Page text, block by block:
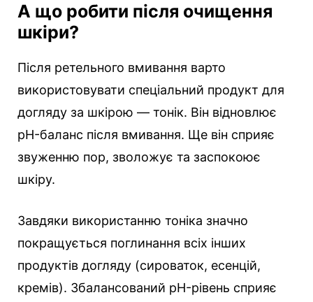
А що робити після очищення
шкіри?
Після ретельного вмивання варто
використовувати спеціальний продукт для
догляду за шкірою — тонік. Він відновлює
pH-баланс після вмивання. Ще він сприяє
звуженню пор, зволожує та заспокоює
шкіру.
Завдяки використанню тоніка значно
покращується поглинання всіх інших
продуктів догляду (сироваток, есенцій,
кремів). Збалансований pH-рівень сприяє